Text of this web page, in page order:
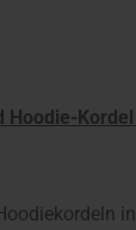
Hoodie-